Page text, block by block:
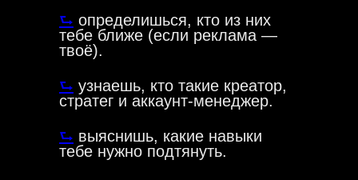
⮑ определишься, кто из них
тебе ближе (если реклама —
твоё).
⮑ выяснишь, какие навыки
тебе нужно подтянуть.
⮑ узнаешь, кто такие креатор,
стратег и аккаунт-менеджер.